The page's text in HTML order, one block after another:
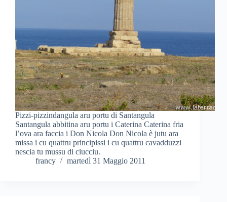
Pizzi-pizzindangula aru portu di Santangula
Santangula abbitina aru portu i Caterina Caterina fria
l’ova ara faccia i Don Nicola Don Nicola è jutu ara
missa i cu quattru principissi i cu quattru cavadduzzi
nescia tu mussu di ciucciu.
francy
martedì 31 Maggio 2011